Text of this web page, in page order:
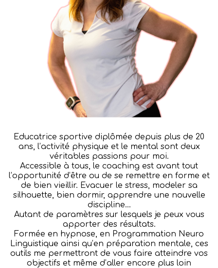
Educatrice sportive diplômée depuis plus de 20
ans, l’activité physique et le mental sont deux
véritables passions pour moi.
Accessible à tous, le coaching est avant tout
l’opportunité d’être ou de se remettre en forme et
de bien vieillir. Evacuer le stress, modeler sa
silhouette, bien dormir, apprendre une nouvelle
discipline…
Autant de paramètres sur lesquels je peux vous
apporter des résultats.
Formée en hypnose, en Programmation Neuro
Linguistique ainsi qu’en préparation mentale, ces
outils me permettront de vous faire atteindre vos
objectifs et même d’aller encore plus loin